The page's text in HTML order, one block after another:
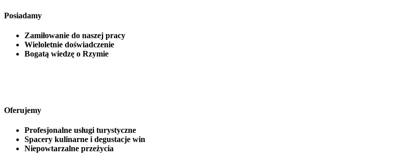
Posiadamy
Zamiłowanie do naszej pracy
Wieloletnie doświadczenie
Bogatą wiedzę o Rzymie
Oferujemy
Profesjonalne usługi turystyczne
Spacery kulinarne i degustacje win
Niepowtarzalne przeżycia